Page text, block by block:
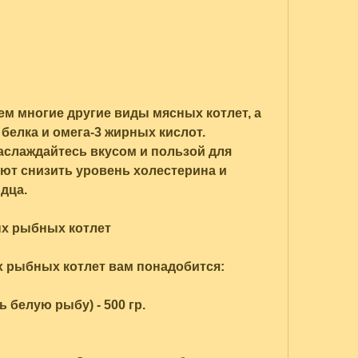
и омега-3 жирных кислот.
вкусом и пользой для
снизить уровень холестерина и
рыбных котлет
рыбных котлет вам понадобится:
рыбу) - 500 гр.